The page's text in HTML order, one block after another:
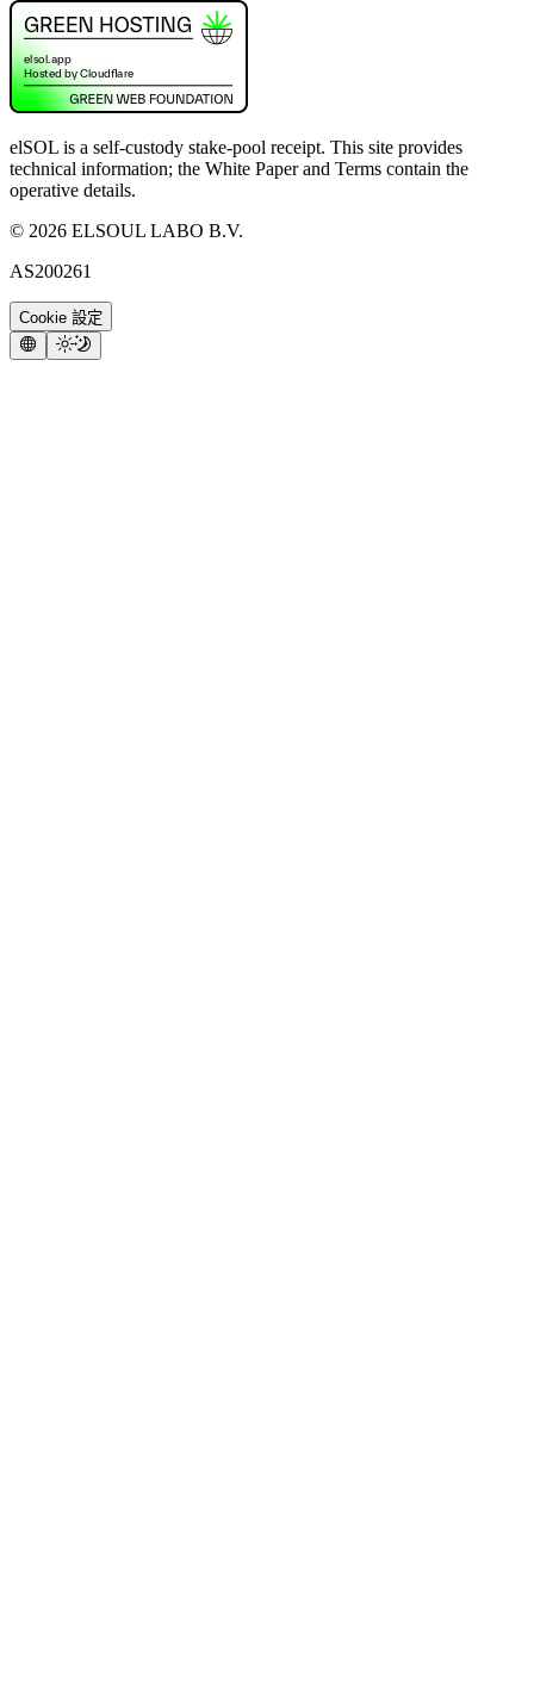
elSOL is a self-custody stake-pool receipt. This site provides
technical information; the White Paper and Terms contain the
operative details.
© 2026 ELSOUL LABO B.V.
AS200261
Cookie 設定